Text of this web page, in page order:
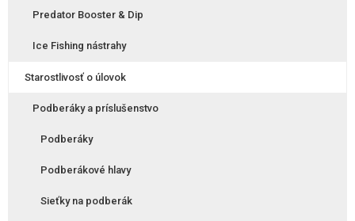
Predator Booster & Dip
Ice Fishing nástrahy
Starostlivosť o úlovok
Podberáky a príslušenstvo
Podberáky
Podberákové hlavy
Sieťky na podberák